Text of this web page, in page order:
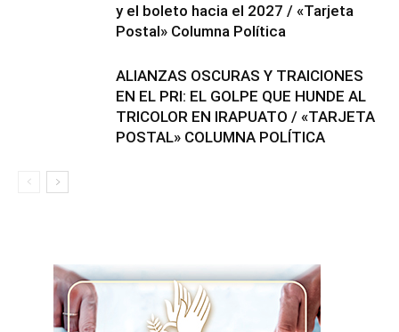
y el boleto hacia el 2027 / «Tarjeta
Postal» Columna Política
ALIANZAS OSCURAS Y TRAICIONES
EN EL PRI: EL GOLPE QUE HUNDE AL
TRICOLOR EN IRAPUATO / «TARJETA
POSTAL» COLUMNA POLÍTICA